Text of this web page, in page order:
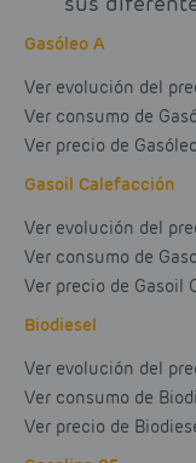
Gasóleo A
Ver evolución del
Ver consumo de
Ver precio de
Gasoil Calefacción
Ver evolución del
Ver consumo de
Ver precio de Gasoil
Biodiesel
Ver evolución del
Ver consumo de
Ver precio de